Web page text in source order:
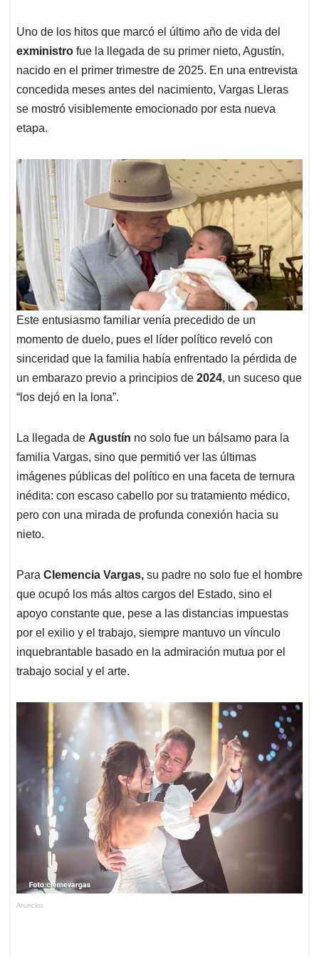
Uno de los hitos que marcó el último año de vida del
exministro fue la llegada de su primer nieto, Agustín,
nacido en el primer trimestre de 2025. En una entrevista
concedida meses antes del nacimiento, Vargas Lleras
se mostró visiblemente emocionado por esta nueva
etapa.
Este entusiasmo familiar venía precedido de un
momento de duelo, pues el líder político reveló con
sinceridad que la familia había enfrentado la pérdida de
un embarazo previo a principios de 2024, un suceso que
“los dejó en la lona”.
La llegada de Agustín no solo fue un bálsamo para la
familia Vargas, sino que permitió ver las últimas
imágenes públicas del político en una faceta de ternura
inédita: con escaso cabello por su tratamiento médico,
pero con una mirada de profunda conexión hacia su
nieto.
Para Clemencia Vargas, su padre no solo fue el hombre
que ocupó los más altos cargos del Estado, sino el
apoyo constante que, pese a las distancias impuestas
por el exilio y el trabajo, siempre mantuvo un vínculo
inquebrantable basado en la admiración mutua por el
trabajo social y el arte.
Anuncios.